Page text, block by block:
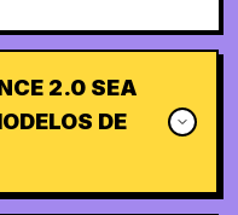
2.0 SEA
DE